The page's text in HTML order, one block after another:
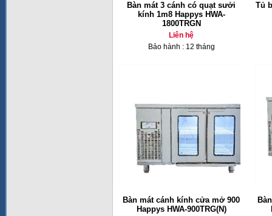
Bàn mát 3 cánh có quạt sưởi
kính 1m8 Happys HWA-
1800TRGN
Liên hệ
Bảo hành : 12 tháng
Tủ
Bàn mát cánh kính cửa mở 900
Happys HWA-900TRG(N)